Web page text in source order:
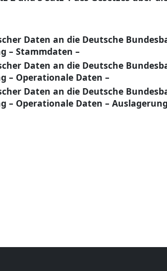
Daten an die Deutsche
– Stammdaten –
Daten an die Deutsche
– Operationale Daten –
Daten an die Deutsche
– Operationale Daten – Auslagerung